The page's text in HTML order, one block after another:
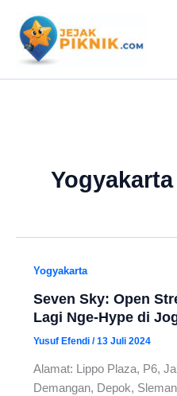
konten
Yogyakarta
Yogyakarta
Seven Sky: Open
Lagi Nge-Hype di
Yusuf Efendi /13 Juli 2024
Alamat: Lippo Plaza, P6,
Demangan, Depok,